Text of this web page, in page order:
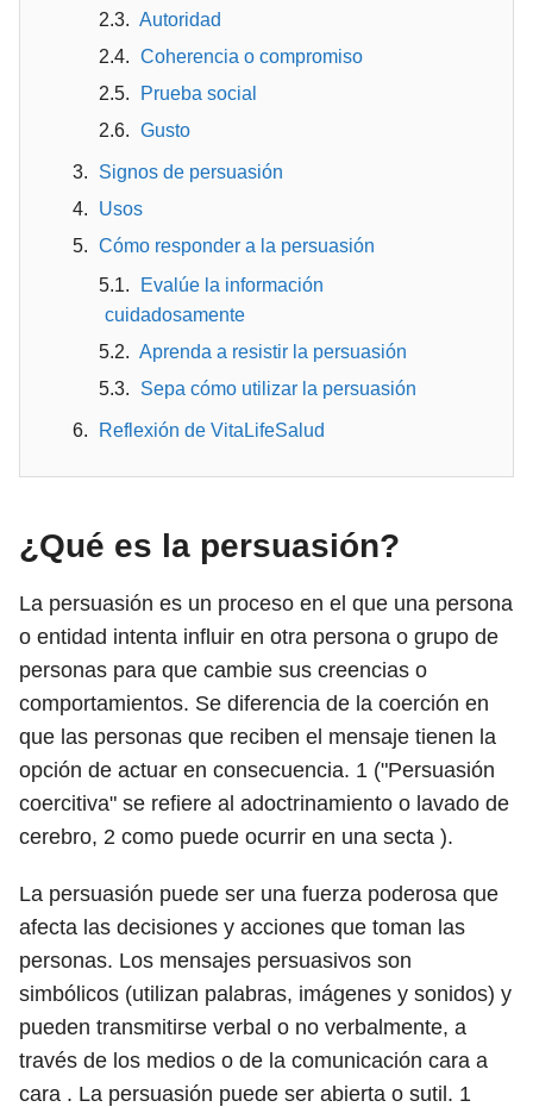
Autoridad
Coherencia o compromiso
Prueba social
Gusto
Signos de persuasión
Usos
Cómo responder a la persuasión
Evalúe la información
cuidadosamente
Aprenda a resistir la persuasión
Sepa cómo utilizar la persuasión
Reflexión de VitaLifeSalud
¿Qué es la persuasión?
La persuasión es un proceso en el que una persona
o entidad intenta influir en otra persona o grupo de
personas para que cambie sus creencias o
comportamientos. Se diferencia de la coerción en
que las personas que reciben el mensaje tienen la
opción de actuar en consecuencia. 1 ("Persuasión
coercitiva" se refiere al adoctrinamiento o lavado de
cerebro, 2 como puede ocurrir en una secta ).
La persuasión puede ser una fuerza poderosa que
afecta las decisiones y acciones que toman las
personas. Los mensajes persuasivos son
simbólicos (utilizan palabras, imágenes y sonidos) y
pueden transmitirse verbal o no verbalmente, a
través de los medios o de la comunicación cara a
cara . La persuasión puede ser abierta o sutil. 1